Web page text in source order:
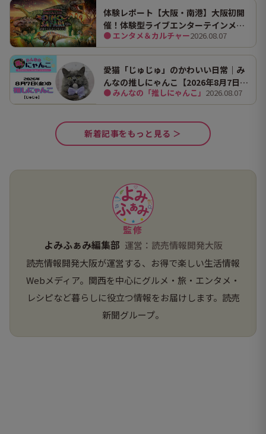
体験レポート【大阪・南港】大阪初開
催！体験型ライブエンターテインメン
ト「DINO SAFARI（ディノ サファリ）
2026」で、大迫力の恐竜の世界を体験
● エンタメ＆カルチャー2026.08.07
愛猫「じゅじゅ」のかわいい日常｜み
んなの推しにゃんこ【2026年8月7日
（金）】
● みんなの「推しにゃんこ」 2026.08.07
新着記事をもっと見る ＞
監修
よみふぁみ編集部 運営：読売情報開発大阪
読売情報開発大阪が運営する、お得で楽しい生活情報
Webメディア。関西を中心にグルメ・旅・エンタメ・
レシピなど暮らしに役立つ情報をお届けします。読売
新聞グループ。